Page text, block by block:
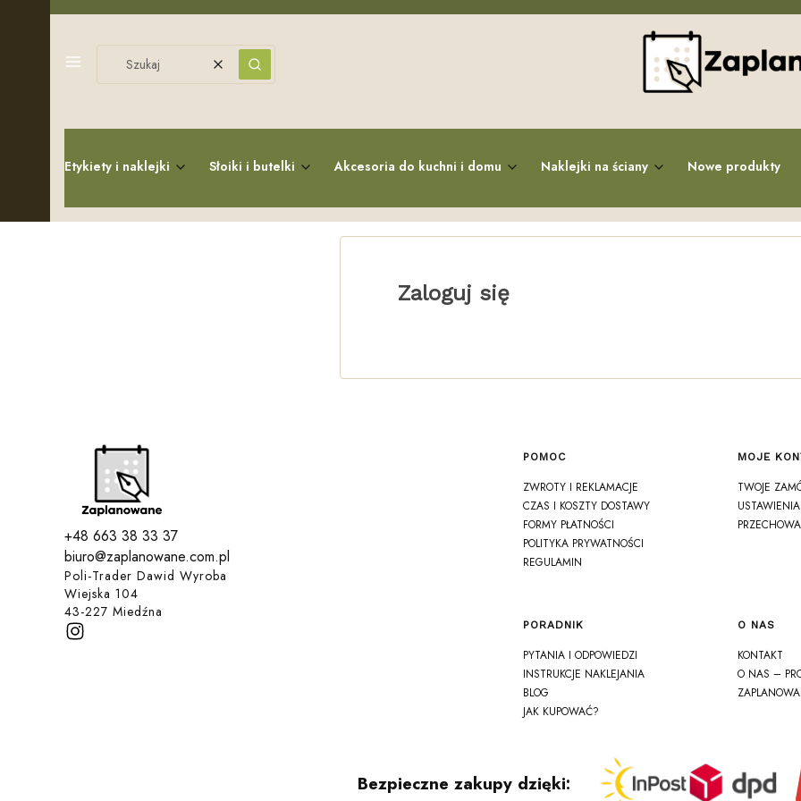
Menu
WyczyśćSzukaj
Etykiety i naklejki Słoiki i butelki Akcesoria do kuchni i domu Naklejki na ściany Nowe produkty
Zaloguj się
+48 663 38 33 37
biuro@zaplanowane.com.pl
Poli-Trader Dawid Wyroba
Wiejska 104
43-227 Miedźna
Linki w stopce
POMOC
ZWROTY I REKLAMACJE
CZAS I KOSZTY DOSTAWY
FORMY PŁATNOŚCI
POLITYKA PRYWATNOŚCI
REGULAMIN
MOJE
TWOJE
PORADNIK
PYTANIA I ODPOWIEDZI
INSTRUKCJE NAKLEJANIA
BLOG
JAK KUPOWAĆ?
O NAS
KONTAKT
O NAS –
Bezpieczne zakupy dzięki: